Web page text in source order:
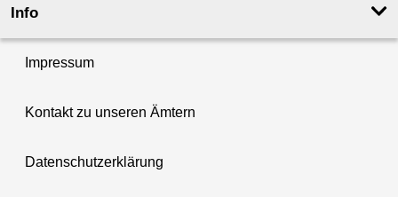
Info
Impressum
Kontakt zu unseren Ämtern
Datenschutzerklärung